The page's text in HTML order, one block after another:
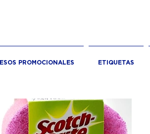
PROMOCIONALES ETIQUETAS